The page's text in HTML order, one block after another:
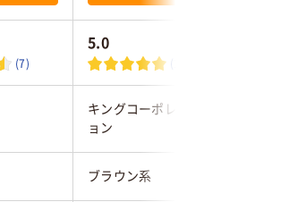
(7)
5.0
(1)
キングコーポレーシ
ョン
ブラウン系